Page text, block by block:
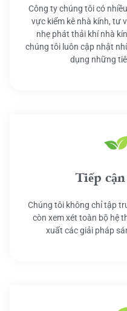
Công ty chúng tôi có
vực kiểm kê nhà kính, tư
nhẹ phát thải khí nhà
chúng tôi luôn cập nhật
dụng những
Tiếp
Chúng tôi không chỉ tập
còn xem xét toàn bộ hệ
xuất các giải pháp